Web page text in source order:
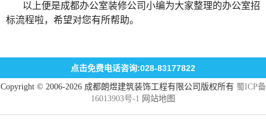
以上便是成都办公室装修公司小编为大家整理的办公室招
标流程啦，希望对您有所帮助。
点击免费电话咨询:028-83177822
Copyright © 2006-2026 成都朗煜建筑装饰工程有限公司版权所有 蜀ICP备
16013903号-1 网站地图